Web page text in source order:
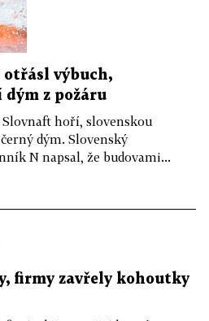
výbuch,
z požáru
hoří, slovenskou
dým. Slovenský
N napsal, že budovami...
firmy zavřely kohoutky